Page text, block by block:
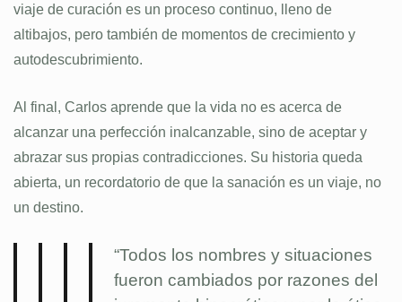
viaje de curación es un proceso continuo, lleno de
altibajos, pero también de momentos de crecimiento y
autodescubrimiento.
Al final, Carlos aprende que la vida no es acerca de
alcanzar una perfección inalcanzable, sino de aceptar y
abrazar sus propias contradicciones. Su historia queda
abierta, un recordatorio de que la sanación es un viaje, no
un destino.
“Todos los nombres y situaciones
fueron cambiados por razones del